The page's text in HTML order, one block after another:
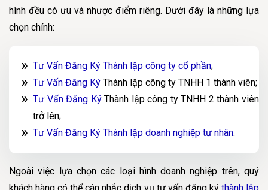
hình đều có ưu và nhược điểm riêng. Dưới đây là những lựa
chọn chính:
Tư Vấn Đăng Ký Thành lập công ty cổ phần;
Tư Vấn Đăng Ký Thành lập công ty TNHH 1 thành viên;
Tư Vấn Đăng KýThành lập công ty TNHH 2 thành viên
trở lên;
Tư Vấn Đăng Ký Thành lập doanh nghiệp tư nhân.
Ngoài việc lựa chọn các loại hình doanh nghiệp trên, quý
khách hàng có thể cân nhắc dịch vụ tư vấn đăng ký thành lập